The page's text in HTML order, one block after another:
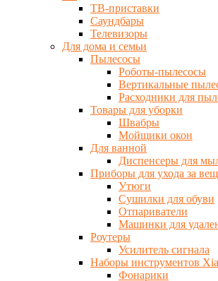
ТВ-приставки
Саундбары
Телевизоры
Для дома и семьи
Пылесосы
Роботы-пылесосы
Вертикальные
Расходники для
Товары для уборки
Швабры
Мойщики окон
Для ванной
Диспенсеры для
Приборы для ухода за
Утюги
Сушилки для обуви
Отпариватели
Машинки для
Роутеры
Усилитель сигнала
Наборы инструментов
Фонарики